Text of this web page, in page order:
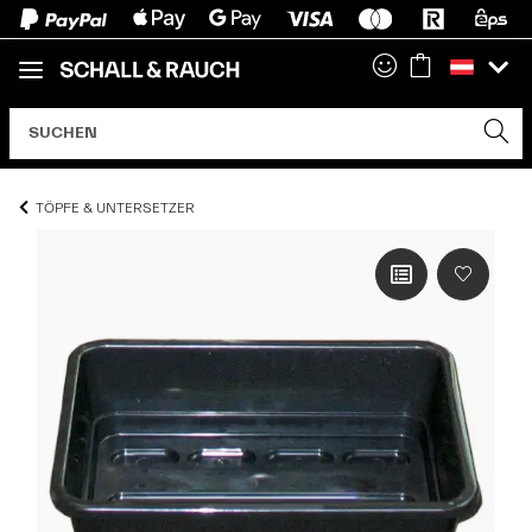
TÖPFE & UNTERSETZER